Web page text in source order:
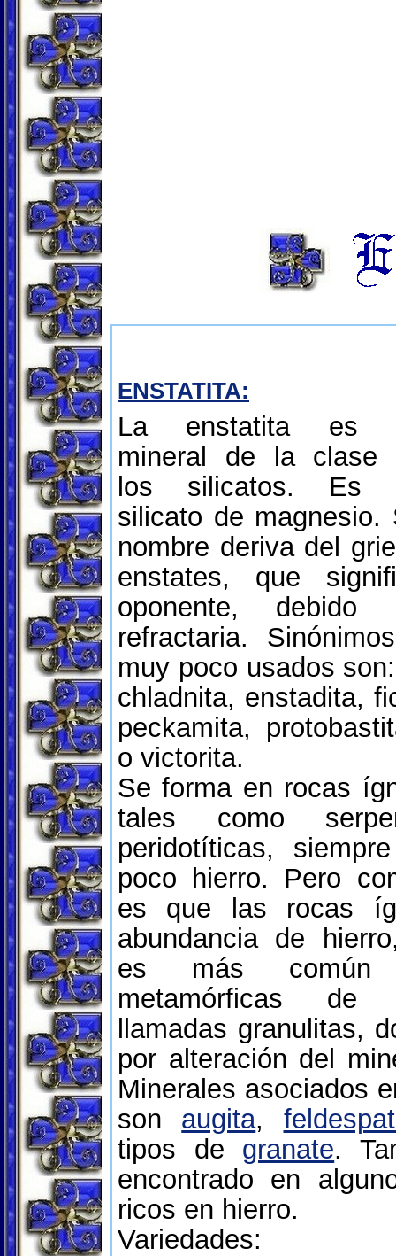
ENSTATITA:
La enstatita es
mineral de la clase
los silicatos. Es
silicato de magnesio.
nombre deriva del
enstates, que
oponente,
refractaria.
muy poco usados
chladnita, enstadita,
peckamita,
o victorita.
Se forma en rocas
tales como
peridotíticas,
poco hierro. Pero
es que las rocas
abundancia de
es más
metamórficas
llamadas granulitas,
por alteración del
Minerales asociados
son augita,
tipos de granate.
encontrado en
ricos en hierro.
Variedades: